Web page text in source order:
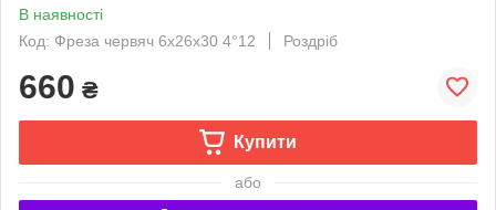
В наявності
Код: Фреза червяч 6х26х30 4°12
Роздріб
660 ₴
Купити
або